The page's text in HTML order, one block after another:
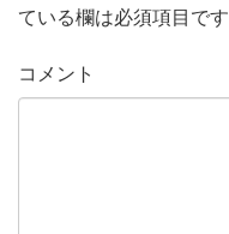
ている欄は必須項目です
コメント